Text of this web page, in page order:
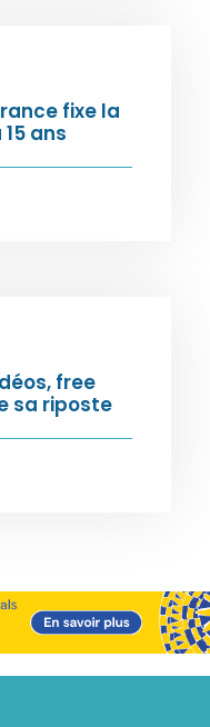
fixe la
ans
free
sa riposte